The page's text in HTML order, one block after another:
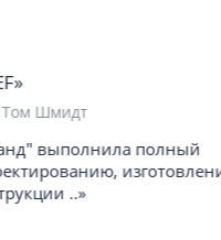
полный
изготовлению и